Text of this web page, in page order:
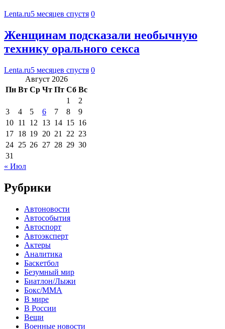
Lenta.ru5 месяцев спустя 0
Женщинам подсказали необычную
технику орального секса
Lenta.ru5 месяцев спустя 0
Август 2026
Пн Вт Ср Чт Пт Сб Вс
1
2
3
4 5 6 7 8
9
10 11 12 13 14 15 16
17 18 19 20 21 22 23
24 25 26 27 28 29 30
31
« Июл
Рубрики
Автоновости
Автособытия
Автоспорт
Автоэксперт
Актеры
Аналитика
Баскетбол
Безумный мир
Биатлон/Лыжи
Бокс/MMA
В мире
В России
Вещи
Военные новости